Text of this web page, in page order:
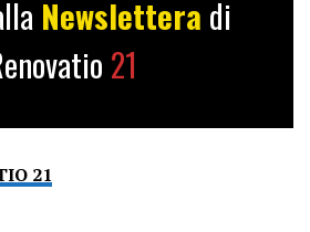
Newslettera di
21
21